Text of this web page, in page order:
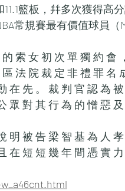
籃板，幷多次獲得高
常規賽最有價值球員（
索 女 初 次 單 獨 約 會
法 院 裁 定 非 禮 罪 名
在 先 。 裁 判 官 認 為
眾 對 其 行 為 的 憎 惡
明 被 告 梁 智 基 為 人
在 短 短 幾 年 間 憑 實